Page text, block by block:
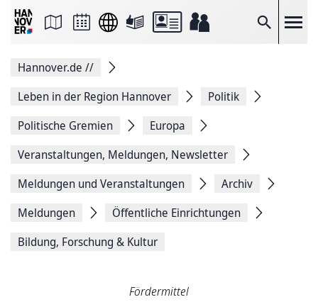
Suche
Seite
Facebook
teilen
Seitenlink
Seite
Hannover.de //
Leben in der Region Hannover
Politik
Politische Gremien
Europa
Veranstaltungen, Meldungen, Newsletter
Meldungen und Veranstaltungen
Archiv
Meldungen
Öffentliche Einrichtungen
Bildung, Forschung & Kultur
Fördermittel